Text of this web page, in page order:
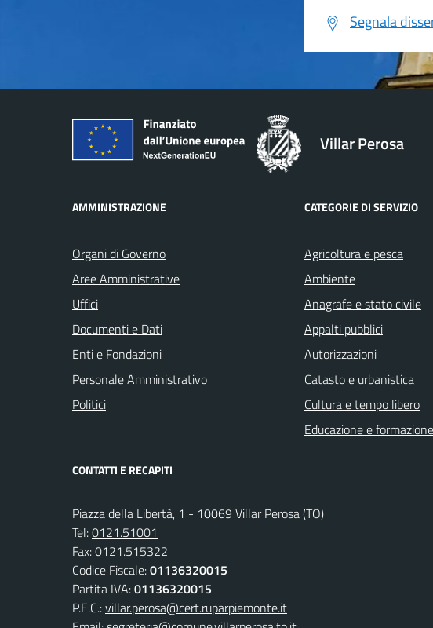
Segnala
Villar Perosa
AMMINISTRAZIONE
Organi di Governo
Aree Amministrative
Uffici
Documenti e Dati
Enti e Fondazioni
Personale Amministrativo
Politici
CATEGORIE DI SERVIZIO
Agricoltura e pesca
Ambiente
Anagrafe e stato civile
Appalti pubblici
Autorizzazioni
Catasto e urbanistica
Cultura e tempo libero
Educazione e formazione
CONTATTI E RECAPITI
Piazza della Libertà, 1 - 10069 Villar Perosa (TO)
Tel:0121.51001
Fax:0121.515322
Codice Fiscale:01136320015
Partita IVA:01136320015
P.E.C.:villar.perosa@cert.ruparpiemonte.it